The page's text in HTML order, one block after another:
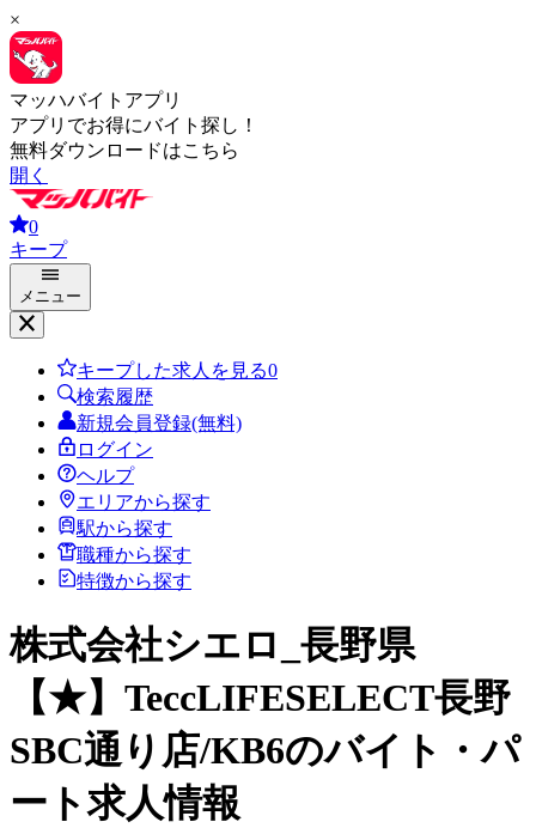
×
マッハバイトアプリ
アプリでお得にバイト探し！
無料ダウンロードはこちら
開く
0
キープ
メニュー
キープした求人を見る0
検索履歴
新規会員登録(無料)
ログイン
ヘルプ
エリアから探す
駅から探す
職種から探す
特徴から探す
株式会社シエロ_長野県
【★】TeccLIFESELECT長野
SBC通り店/KB6のバイト・パ
ート求人情報